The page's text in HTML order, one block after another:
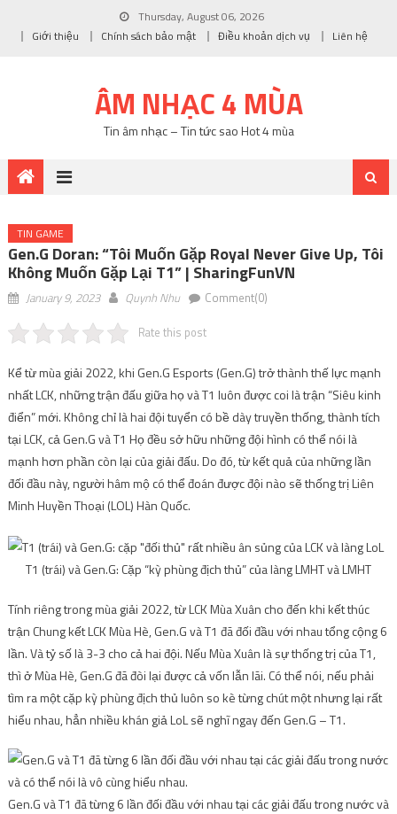
Thursday, August 06, 2026
Giới thiệu
Chính sách bảo mật Điều khoản dịch vụ Liên hệ
ÂM NHẠC 4 MÙA
Tin âm nhạc – Tin tức sao Hot 4 mùa
TIN GAME
Gen.G Doran: “Tôi Muốn Gặp Royal Never Give Up, Tôi
Không Muốn Gặp Lại T1” | SharingFunVN
January 9, 2023 Quynh Nhu Comment(0)
Rate this post
Kể từ mùa giải 2022, khi Gen.G Esports (Gen.G) trở thành thế lực mạnh
nhất LCK, những trận đấu giữa họ và T1 luôn được coi là trận “Siêu kinh
điển” mới. Không chỉ là hai đội tuyển có bề dày truyền thống, thành tích
tại LCK, cả Gen.G vàT1 Họ đều sở hữu những đội hình có thể nói là
mạnh hơn phần còn lại của giải đấu. Do đó, từ kết quả của những lần
đối đầu này, người hâm mộ có thể đoán được đội nào sẽ thống trị Liên
Minh Huyền Thoại (LOL) Hàn Quốc.
T1 (trái) và Gen.G: Cặp “kỳ phùng địch thủ” của làng LMHT và LMHT
Tính riêng trong mùa giải 2022, từ LCK Mùa Xuân cho đến khi kết thúc
trận Chung kết LCK Mùa Hè, Gen.G và T1 đã đối đầu với nhau tổng cộng 6
lần. Và tỷ số là 3-3 cho cả hai đội. Nếu Mùa Xuân là sự thống trị của T1,
thì ở Mùa Hè, Gen.G đã đòi lại được cả vốn lẫn lãi. Có thể nói, nếu phải
tìm ra một cặp kỳ phùng địch thủ luôn so kè từng chút một nhưng lại rất
hiểu nhau, hẳn nhiều khán giả LoL sẽ nghĩ ngay đến Gen.G – T1.
Gen.G và T1 đã từng 6 lần đối đầu với nhau tại các giải đấu trong nước và